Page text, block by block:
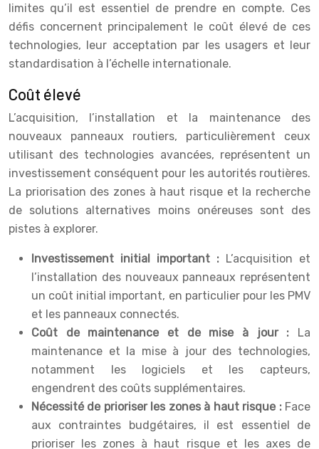
limites qu’il est essentiel de prendre en compte. Ces
défis concernent principalement le coût élevé de ces
technologies, leur acceptation par les usagers et leur
standardisation à l’échelle internationale.
Coût élevé
L’acquisition, l’installation et la maintenance des
nouveaux panneaux routiers, particulièrement ceux
utilisant des technologies avancées, représentent un
investissement conséquent pour les autorités routières.
La priorisation des zones à haut risque et la recherche
de solutions alternatives moins onéreuses sont des
pistes à explorer.
Investissement initial important : L’acquisition et
l’installation des nouveaux panneaux représentent
un coût initial important, en particulier pour les PMV
et les panneaux connectés.
Coût de maintenance et de mise à jour : La
maintenance et la mise à jour des technologies,
notamment les logiciels et les capteurs,
engendrent des coûts supplémentaires.
Nécessité de prioriser les zones à haut risque : Face
aux contraintes budgétaires, il est essentiel de
prioriser les zones à haut risque et les axes de